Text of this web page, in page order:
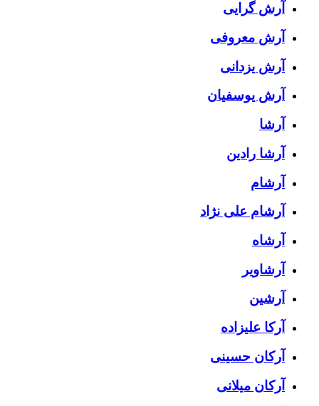
آرش گرایی
آرش معروفی
آرش یزدانی
آرش یوسفیان
آرشا
آرشا رادین
آرشام
آرشام علی نژاد
آرشاه
آرشاویر
آرشین
آرکا علیزاده
آرکان حسینی
آرکان میلانی